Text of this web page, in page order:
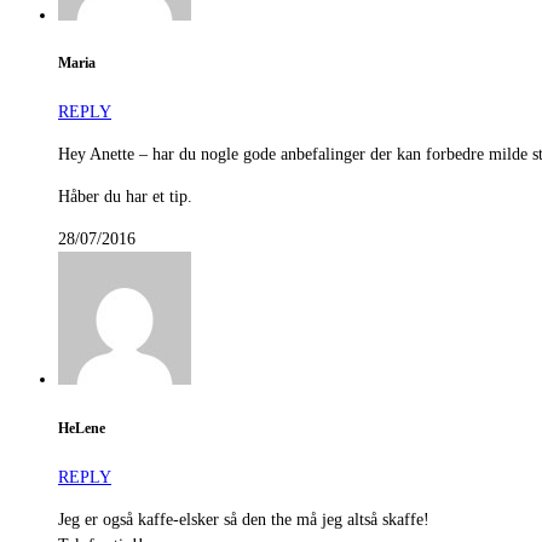
Maria
REPLY
Hey Anette – har du nogle gode anbefalinger der kan forbedre milde
Håber du har et tip.
28/07/2016
HeLene
REPLY
Jeg er også kaffe-elsker så den the må jeg altså skaffe!